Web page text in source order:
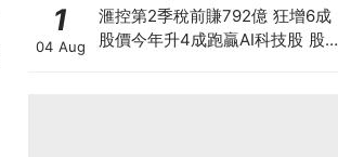
1
04 Aug
滙控第2季稅前賺792億 狂增6成
股價今年升4成跑贏AI科技股 股價